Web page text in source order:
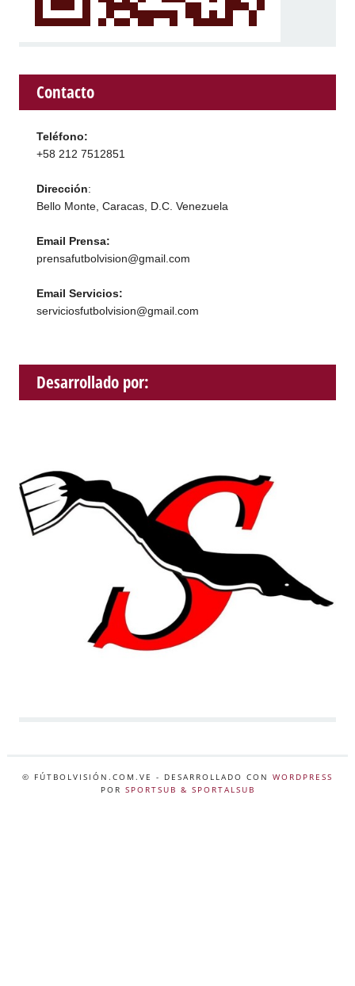
Contacto
Teléfono:
+58 212 7512851
Dirección:
Bello Monte, Caracas, D.C. Venezuela
Email Prensa:
prensafutbolvision@gmail.com
Email Servicios:
serviciosfutbolvision@gmail.com
Desarrollado por:
© FÚTBOLVISIÓN.COM.VE - DESARROLLADO CON WORDPRESS
POR SPORTSUB & SPORTALSUB